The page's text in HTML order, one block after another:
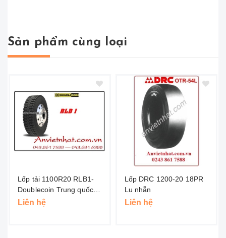
Sản phẩm cùng loại
Lốp tải 1100R20 RLB1-
Doublecoin Trung quốc
(Hai Đồng Tiền )
Liên hệ
Lốp DRC 1200-20 18PR
Lu nhẵn
Liên hệ